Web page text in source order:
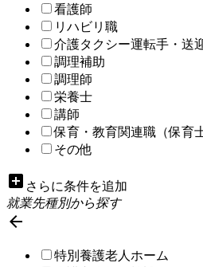
看護師
リハビリ職
介護タクシー運転手・送
調理補助
調理師
栄養士
講師
保育・教育関連職（保育
その他
add_box さらに条件を追加
就業先種別から探す

特別養護老人ホーム